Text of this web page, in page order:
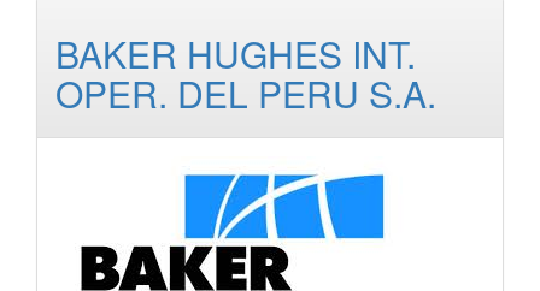
BAKER HUGHES INT.
OPER. DEL PERU S.A.